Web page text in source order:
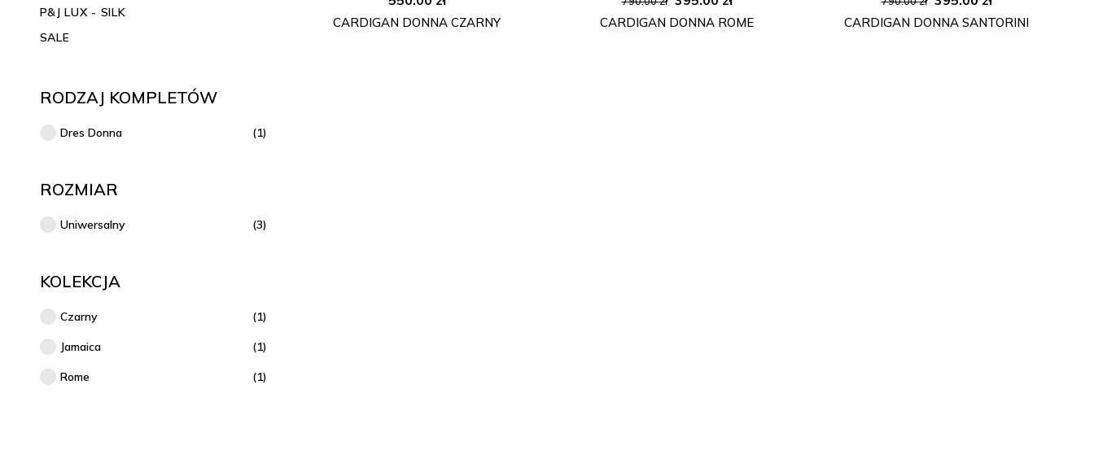
CARDIGAN DONNA CZARNY
cena
cena
CARDIGAN DONNA ROME
cena
cena
CARDIGAN DONNA SANTORINI
P&J LUX - SILK
SALE
RODZAJ KOMPLETÓW
Dres Donna (1)
ROZMIAR
Uniwersalny (3)
KOLEKCJA
Czarny (1)
Jamaica (1)
Rome (1)